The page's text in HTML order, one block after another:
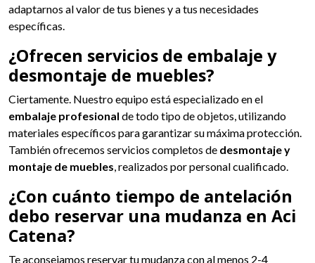
adaptarnos al valor de tus bienes y a tus necesidades
específicas.
¿Ofrecen servicios de embalaje y
desmontaje de muebles?
Ciertamente. Nuestro equipo está especializado en el
embalaje profesional de todo tipo de objetos, utilizando
materiales específicos para garantizar su máxima protección.
También ofrecemos servicios completos de desmontaje y
montaje de muebles, realizados por personal cualificado.
¿Con cuánto tiempo de antelación
debo reservar una mudanza en Aci
Catena?
Te aconsejamos reservar tu mudanza con al menos 2-4